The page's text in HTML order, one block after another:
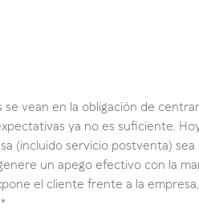
vean en la obligación de
ya no es suficiente.
(incluido servicio postventa) sea
un apego efectivo con la
el cliente frente a la